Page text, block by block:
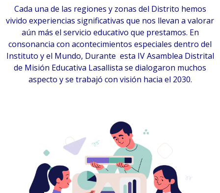
Cada una de las regiones y zonas del Distrito hemos
vivido experiencias significativas que nos llevan a valorar
aún más el servicio educativo que prestamos. En
consonancia con acontecimientos especiales dentro del
Instituto y el Mundo, Durante esta IV Asamblea Distrital
de Misión Educativa Lasallista se dialogaron muchos
aspecto y se trabajó con visión hacia el 2030.